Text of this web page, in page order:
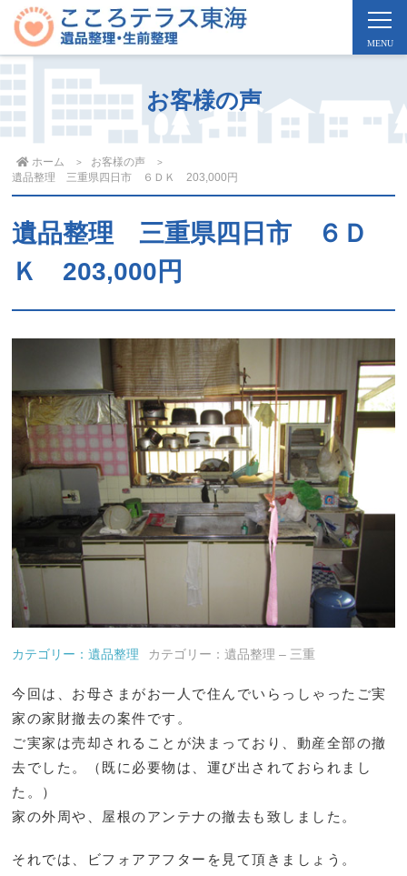
お客様の声
ホーム
お客様の声
遺品整理 三重県四日市 ６ＤＫ 203,000円
遺品整理 三重県四日市 ６Ｄ
Ｋ 203,000円
カテゴリー：遺品整理 カテゴリー：遺品整理 – 三重
今回は、お母さまがお一人で住んでいらっしゃったご実
家の家財撤去の案件です。
ご実家は売却されることが決まっており、動産全部の撤
去でした。（既に必要物は、運び出されておられまし
た。）
家の外周や、屋根のアンテナの撤去も致しました。
それでは、ビフォアアフターを見て頂きましょう。